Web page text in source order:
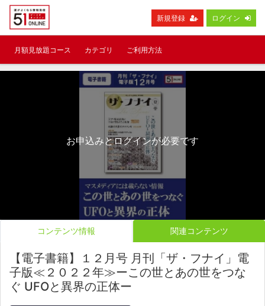
新規登録 ログイン
月額見放題コース カテゴリ ご利用方法
お申込みとログインが必要です
コンテンツ情報 関連コンテンツ
【電子書籍】１２月号 月刊「ザ・フナイ」電
子版≪２０２２年≫ーこの世とあの世をつな
ぐ UFOと異界の正体ー